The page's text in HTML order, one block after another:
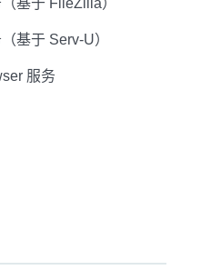
基于 Serv-U）
服务